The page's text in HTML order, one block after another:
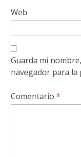
Web
Guarda mi
navegador para la
Comentario*